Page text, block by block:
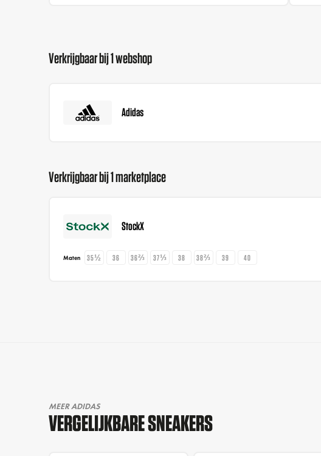
Verkrijgbaar bij 1 webshop
Adidas
Verkrijgbaar bij 1 marketplace
StockX
Maten 35½ 36 36⅔ 37⅓ 38 38⅔ 39 40
MEER ADIDAS
VERGELIJKBARE SNEAKERS